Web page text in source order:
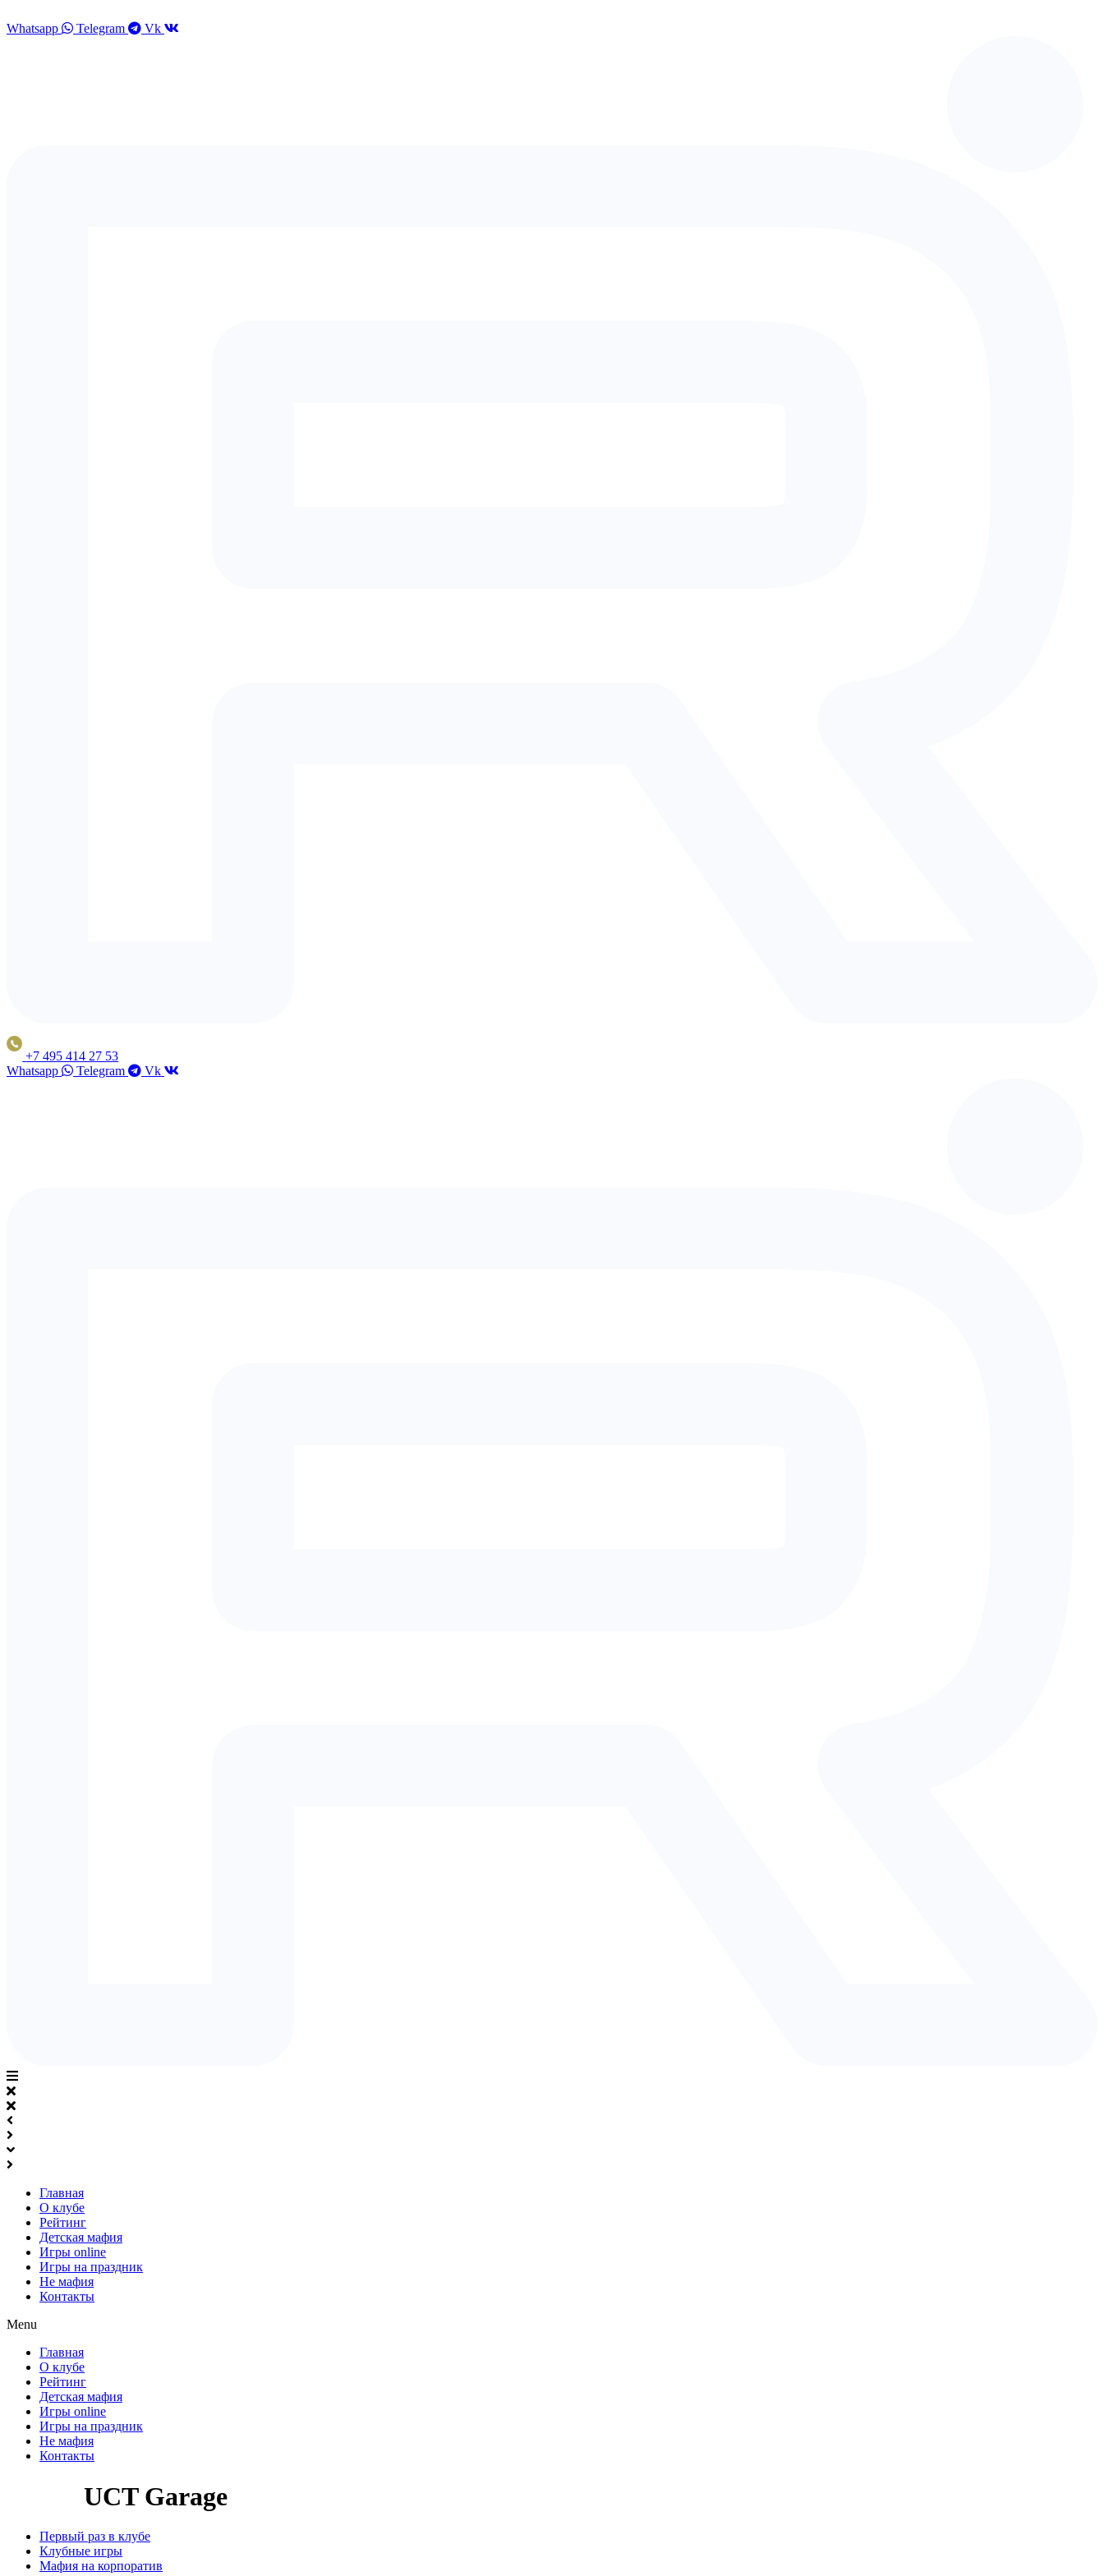
к
Whatsapp Telegram Vk
+7 495 414 27 53
Whatsapp
Telegram Vk
Главная
О клубе
Рейтинг
Детская мафия
Игры online
Игры на праздник
Не мафия
Контакты
Menu
Главная
О клубе
Рейтинг
Детская мафия
Игры online
Игры на праздник
Не мафия
Контакты
UCT Garage
Первый раз в клубе
Клубные игры
Мафия на корпоратив